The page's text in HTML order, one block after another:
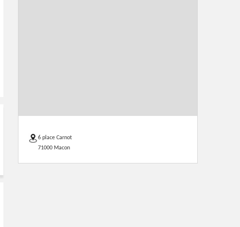
6 place Carnot
71000 Macon